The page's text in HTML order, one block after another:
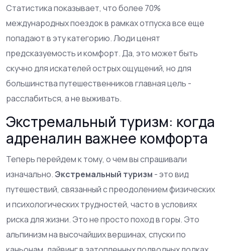
Статистика показывает, что более 70%
международных поездок в рамках отпуска все еще
попадают в эту категорию. Люди ценят
предсказуемость и комфорт. Да, это может быть
скучно для искателей острых ощущений, но для
большинства путешественников главная цель -
расслабиться, а не выживать.
Экстремальный туризм: когда
адреналин важнее комфорта
Теперь перейдем к тому, о чем вы спрашивали
изначально.Экстремальный туризм - это вид
путешествий, связанный с преодолением физических
и психологических трудностей, часто в условиях
риска для жизни. Это не просто поход в горы. Это
альпинизм на высочайших вершинах, спуски по